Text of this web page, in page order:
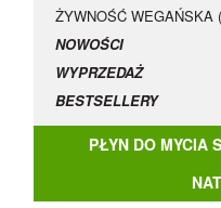
ŻYWNOŚĆ WEGAŃSKA
NOWOŚCI
WYPRZEDAŻ
BESTSELLERY
PŁYN DO MYCIA